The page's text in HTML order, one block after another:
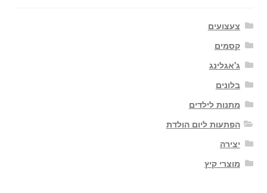
צעצועים
קסמים
ג'אגלינג
בלונים
מתנות לילדים
הפתעות ליום הולדת
יצירה
מוצרי קיץ